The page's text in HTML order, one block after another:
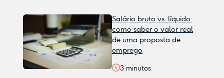
Salário bruto vs. líquido:
como saber o valor real
de uma proposta de
emprego
3 minutos